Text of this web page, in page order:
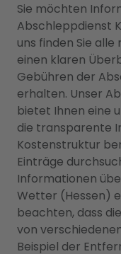
Sie möchten
Abschleppdienst
uns finden Sie
einen klaren
Gebühren der
erhalten. Unser
bietet Ihnen eine
die transparente
Kostenstruktur
Einträge
Informationen
Wetter (Hessen)
beachten, dass
von
Beispiel der